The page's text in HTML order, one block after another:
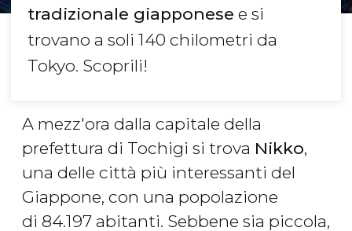
tradizionale giapponese e si
trovano a soli 140 chilometri da
Tokyo. Scoprili!
A mezz'ora dalla capitale della
prefettura di Tochigi si trova Nikko,
una delle città più interessanti del
Giappone, con una popolazione
di 84.197 abitanti. Sebbene sia piccola,